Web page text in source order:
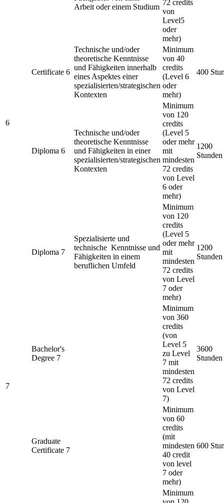
Arbeit oder einem Studium
72 credits
von
Level5
oder
mehr)
6
Certificate 6
Technische und/oder
theoretische Kenntnisse
und Fähigkeiten innerhalb
eines Aspektes einer
spezialisierten/strategischen
Kontexten
Minimum
von 40
credits
(Level 6
oder
mehr)
400
Diploma 6
Technische und/oder
theoretische Kenntnisse
und Fähigkeiten in einer
spezialisierten/strategischen
Kontexten
Minimum
von 120
credits
(Level 5
oder mehr
mit
mindesten
72 credits
von Level
6 oder
mehr)
1200
Stunden
7
Diploma 7
Spezialisierte und
technische Kenntnisse und
Fähigkeiten in einem
beruflichen Umfeld
Minimum
von 120
credits
(Level 5
oder mehr
mit
mindesten
72 credits
von Level
7 oder
mehr)
1200
Stunden
Bachelor's
Degree 7
Minimum
von 360
credits
(von
Level 5
zu Level
7 mit
mindesten
72 credits
von Level
7)
3600
Stunden
Graduate
Certificate 7
Minimum
von 60
credits
(mit
mindesten
40 credit
von level
7 oder
mehr)
600
Minimum